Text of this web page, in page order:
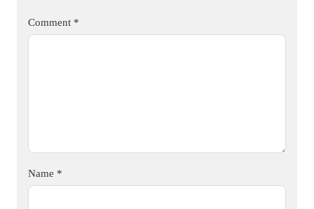
Comment *
Name *